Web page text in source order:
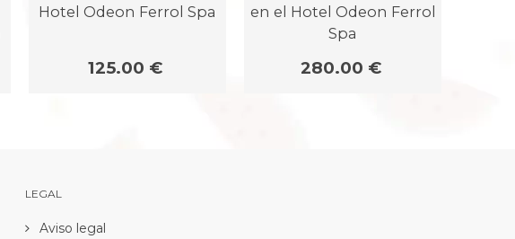
Hotel Odeon Ferrol Spa
125.00 €
en el Hotel Odeon Ferrol
Spa
280.00 €
LEGAL
Aviso legal